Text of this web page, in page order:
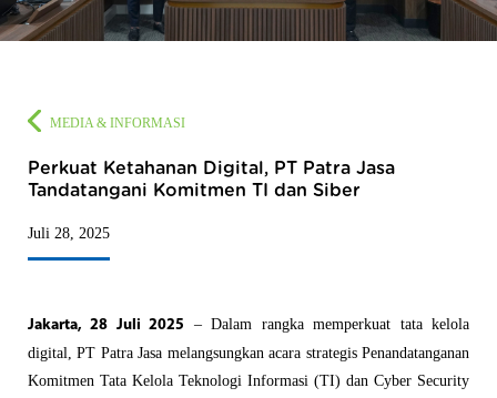
MEDIA & INFORMASI
Perkuat Ketahanan Digital, PT Patra Jasa
Tandatangani Komitmen TI dan Siber
Juli 28, 2025
Jakarta, 28 Juli 2025 –Dalam rangka memperkuat tata kelola
digital, PT Patra Jasa melangsungkan acara strategis Penandatanganan
Komitmen Tata Kelola Teknologi Informasi (TI) dan Cyber Security